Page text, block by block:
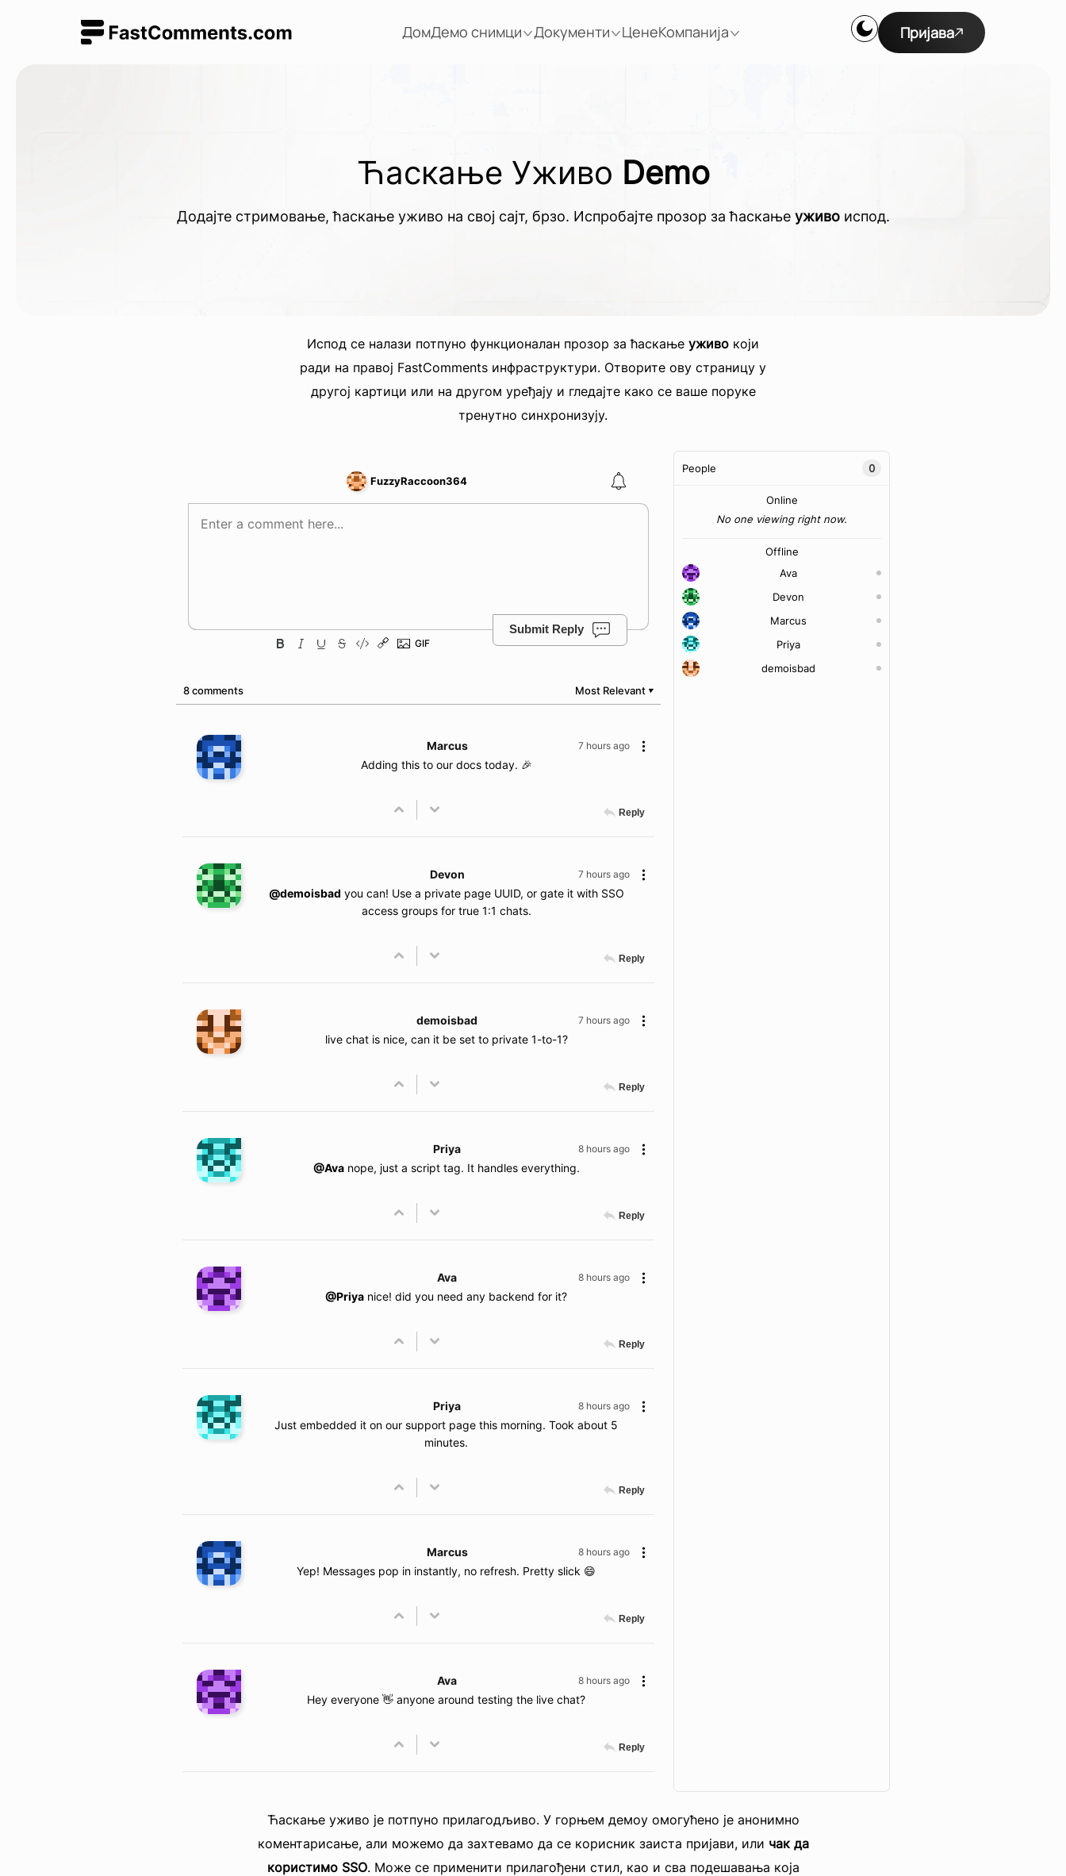
ДомДемо снимци Документи ЦенеКомпанија Пријава
Ћаскање Уживо Demo
Додајте стримовање, ћаскање уживо на свој сајт, брзо. Испробајте прозор за ћаскање уживоиспод.
Испод се налази потпуно функционалан прозор за ћаскање уживо који
ради на правој FastComments инфраструктури. Отворите ову страницу у
другој картици или на другом уређају и гледајте како се ваше поруке
тренутно синхронизују.
FuzzyRaccoon364
Submit Reply
8 comments Most Relevant ▼
7 hours ago
Marcus
Adding this to our docs today. 🎉
Reply
7 hours ago
Devon
@demoisbad you can! Use a private page UUID, or gate it with SSO
access groups for true 1:1 chats.
Reply
7 hours ago
demoisbad
live chat is nice, can it be set to private 1-to-1?
Reply
8 hours ago
Priya
@Avanope, just a script tag. It handles everything.
Reply
8 hours ago
Ava
@Priya nice! did you need any backend for it?
Reply
8 hours ago
Priya
Just embedded it on our support page this morning. Took about 5
minutes.
Reply
8 hours ago
Marcus
Yep! Messages pop in instantly, no refresh. Pretty slick 😄
Reply
8 hours ago
Ava
Hey everyone 👋 anyone around testing the live chat?
Reply
People 0
Online
No one viewing right now.
Offline
Ava
Devon
Marcus
Priya
demoisbad
Ћаскање уживо је потпуно прилагодљиво. У горњем демоу омогућено је анонимно
коментарисање, али можемо да захтевамо да се корисник заиста пријави, или чак да
користимо SSO. Може се применити прилагођени стил, као и сва подешавања која